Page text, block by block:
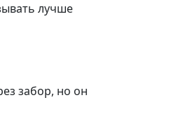
лучше
забор, но он